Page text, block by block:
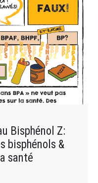
Bisphénol Z:
bisphénols &
santé